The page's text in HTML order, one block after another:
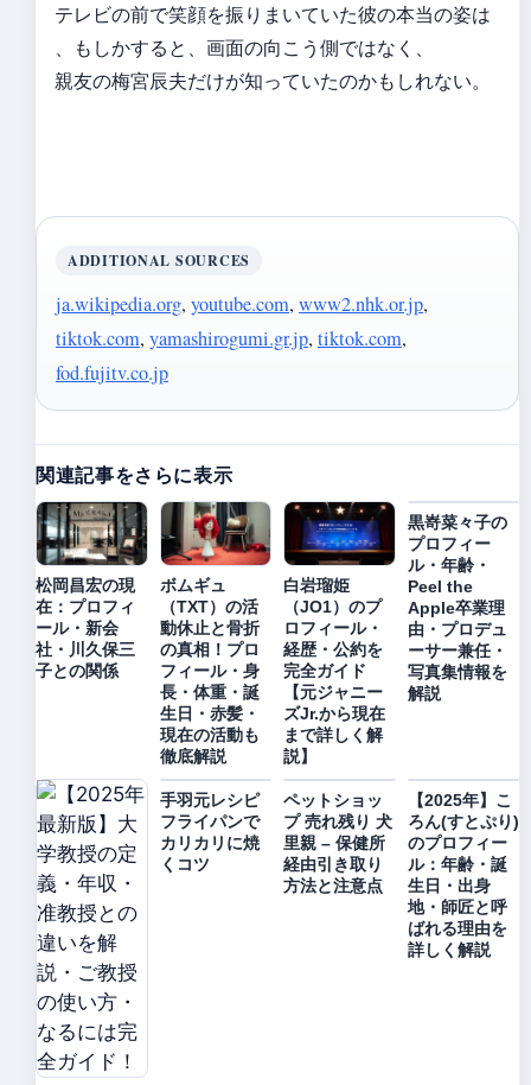
テレビの前で笑顔を振りまいていた彼の本当の姿は
、もしかすると、画面の向こう側ではなく、
親友の梅宮辰夫だけが知っていたのかもしれない。
ADDITIONAL SOURCES
ja.wikipedia.org, youtube.com, www2.nhk.or.jp,
tiktok.com, yamashirogumi.gr.jp, tiktok.com,
fod.fujitv.co.jp
関連記事をさらに表示
松岡昌宏の現
在：プロフィ
ール・新会
社・川久保三
子との関係
ボムギュ
（TXT）の活
動休止と骨折
の真相！プロ
フィール・身
長・体重・誕
生日・赤髪・
現在の活動も
徹底解説
白岩瑠姫
（JO1）のプ
ロフィール・
経歴・公約を
完全ガイド
【元ジャニー
ズJr.から現在
まで詳しく解
説】
黒嵜菜々子の
プロフィー
ル・年齢・
Peel the
Apple卒業理
由・プロデュ
ーサー兼任・
写真集情報を
解説
手羽元レシピ
フライパンで
カリカリに焼
くコツ
ペットショッ
プ 売れ残り 犬
里親 – 保健所
経由引き取り
方法と注意点
【2025年】こ
ろん(すとぷり)
のプロフィー
ル：年齢・誕
生日・出身
地・師匠と呼
ばれる理由を
詳しく解説